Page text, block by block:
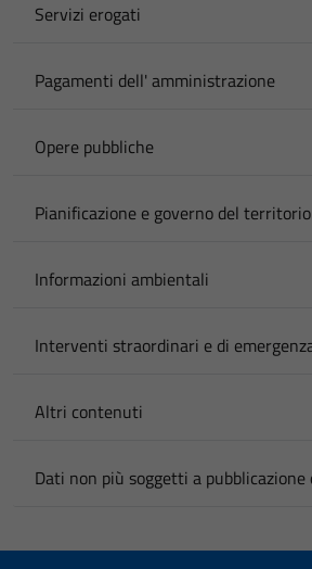
Servizi erogati
Pagamenti dell' amministrazione
Opere pubbliche
Pianificazione e governo del territorio
Informazioni ambientali
Interventi straordinari e di
Altri contenuti
Dati non più soggetti a